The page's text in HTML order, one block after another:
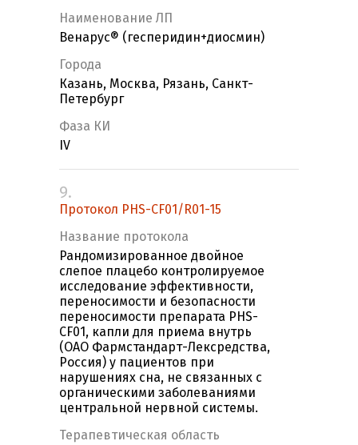
Наименование ЛП
Венарус® (гесперидин+диосмин)
Города
Казань, Москва, Рязань, Санкт-
Петербург
Фаза КИ
IV
9.
Протокол PHS-CF01/R01-15
Название протокола
Рандомизированное двойное
слепое плацебо контролируемое
исследование эффективности,
переносимости и безопасности
переносимости препарата PHS-
CF01, капли для приема внутрь
(ОАО Фармстандарт-Лексредства,
Россия) у пациентов при
нарушениях сна, не связанных с
органическими заболеваниями
центральной нервной системы.
Терапевтическая область